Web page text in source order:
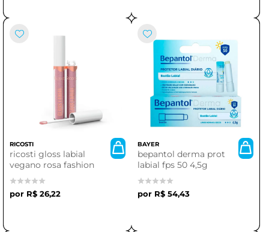
RICOSTI
ricosti gloss labial
vegano rosa fashion
R$ 26,22
BAYER
bepantol derma prot
labial fps 50 4,5g
R$ 54,43